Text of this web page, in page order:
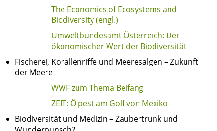
The Economics of Ecosystems and
Biodiversity (engl.)
Umweltbundesamt Österreich: Der
ökonomischer Wert der Biodiversität
Fischerei, Korallenriffe und Meeresalgen – Zukunft
der Meere
WWF zum Thema Beifang
ZEIT: Ölpest am Golf von Mexiko
Biodiversität und Medizin – Zaubertrunk und